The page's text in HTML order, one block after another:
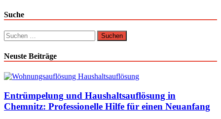
Suche
Suchen
nach:
Neuste Beiträge
Entrümpelung und Haushaltsauflösung in
Chemnitz: Professionelle Hilfe für einen Neuanfang